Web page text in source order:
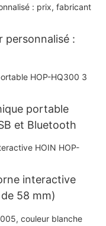
personnalisé :
portable
et Bluetooth
interactive
58 mm)